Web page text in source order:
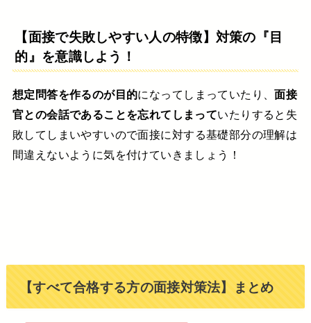
【面接で失敗しやすい人の特徴】対策の『目
的』を意識しよう！
想定問答を作るのが目的になってしまっていたり、面接
官との会話であることを忘れてしまっていたりすると 失
敗してしまいやすいので面接に対する基礎部分の理解は
間違えないように気を付けていきましょう！
【すべて合格する方の面接対策法】まとめ